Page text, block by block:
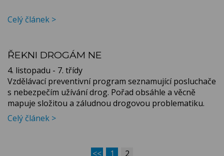
Celý článek >
ŘEKNI DROGÁM NE
4. listopadu - 7. třídy
Vzdělávací preventivní program seznamující posluchače
s nebezpečím užívání drog. Pořad obsáhle a věcně
mapuje složitou a záludnou drogovou problematiku.
Celý článek >
<< 1 2